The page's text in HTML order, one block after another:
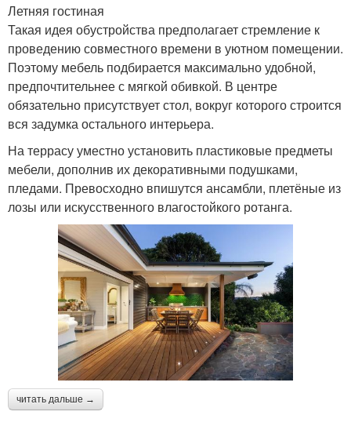
Летняя гостиная
Такая идея обустройства предполагает стремление к
проведению совместного времени в уютном помещении.
Поэтому мебель подбирается максимально удобной,
предпочтительнее с мягкой обивкой. В центре
обязательно присутствует стол, вокруг которого строится
вся задумка остального интерьера.
На террасу уместно установить пластиковые предметы
мебели, дополнив их декоративными подушками,
пледами. Превосходно впишутся ансамбли, плетёные из
лозы или искусственного влагостойкого ротанга.
читать дальше →